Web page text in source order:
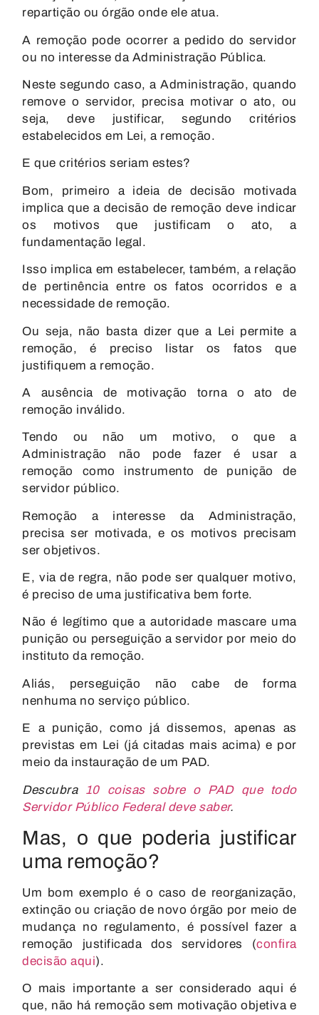
repartição ou órgão onde ele atua.
A remoção pode ocorrer a pedido do servidor
ou no interesse da Administração Pública.
Neste segundo caso, a Administração, quando
remove o servidor, precisa motivar o ato, ou
seja, deve justificar, segundo critérios
estabelecidos em Lei, a remoção.
E que critérios seriam estes?
Bom, primeiro a ideia de decisão motivada
implica que a decisão de remoção deve indicar
os motivos que justificam o ato, a
fundamentação legal.
Isso implica em estabelecer, também, a relação
de pertinência entre os fatos ocorridos e a
necessidade de remoção.
Ou seja, não basta dizer que a Lei permite a
remoção, é preciso listar os fatos que
justifiquem a remoção.
A ausência de motivação torna o ato de
remoção inválido.
Tendo ou não um motivo, o que a
Administração não pode fazer é usar a
remoção como instrumento de punição de
servidor público.
Remoção a interesse da Administração,
precisa ser motivada, e os motivos precisam
ser objetivos.
E, via de regra, não pode ser qualquer motivo,
é preciso de uma justificativa bem forte.
Não é legítimo que a autoridade mascare uma
punição ou perseguição a servidor por meio do
instituto da remoção.
Aliás, perseguição não cabe de forma
nenhuma no serviço público.
E a punição, como já dissemos, apenas as
previstas em Lei (já citadas mais acima) e por
meio da instauração de um PAD.
Descubra10 coisas sobre o PAD que todo
Servidor Público Federal deve saber.
Mas, o que poderia justificar
uma remoção?
Um bom exemplo é o caso de reorganização,
extinção ou criação de novo órgão por meio de
mudança no regulamento, é possível fazer a
remoção justificada dos servidores (confira
decisão aqui).
O mais importante a ser considerado aqui é
que, não há remoção sem motivação objetiva e